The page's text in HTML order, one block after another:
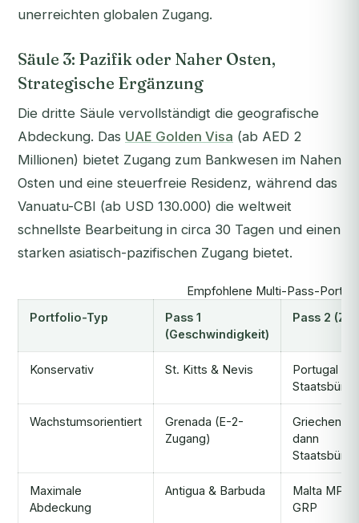
unerreichten globalen Zugang.
Säule 3: Pazifik oder Naher Osten,
Strategische Ergänzung
Die dritte Säule vervollständigt die geografische
Abdeckung. Das UAE Golden Visa (ab AED 2
Millionen) bietet Zugang zum Bankwesen im Nahen
Osten und eine steuerfreie Residenz, während das
Vanuatu-CBI (ab USD 130.000) die weltweit
schnellste Bearbeitung in circa 30 Tagen und einen
starken asiatisch-pazifischen Zugang bietet.
Empfohlene Multi-Pass-
Portfolio-Typ
Pass 1
(Geschwindigkeit)
Pass 2
Konservativ St. Kitts & Nevis
Portugal
Wachstumsorientiert
Grenada (E-2-
Zugang)
dann
Maximale
Abdeckung
Antigua & Barbuda
Malta
GRP